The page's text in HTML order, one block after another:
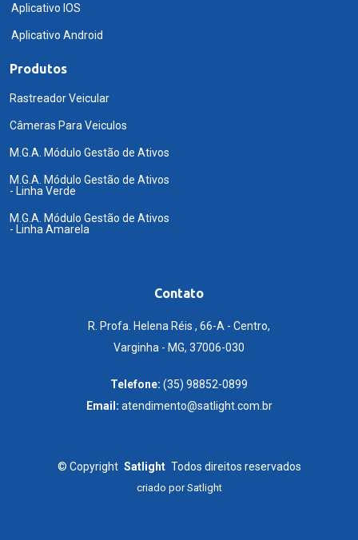
Aplicativo IOS
Aplicativo Android
Produtos
Rastreador Veicular
Câmeras Para Veiculos
M.G.A. Módulo Gestão de Ativos
M.G.A. Módulo Gestão de Ativos
- Linha Verde
M.G.A. Módulo Gestão de Ativos
- Linha Amarela
Contato
R. Profa. Helena Réis , 66-A - Centro,
Varginha - MG, 37006-030
Telefone: (35) 98852-0899
Email: atendimento@satlight.com.br
© Copyright Satlight Todos direitos reservados
criado porSatlight